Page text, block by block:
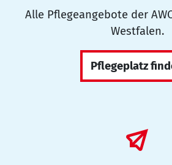
Alle Pflegeangebote der
Westfalen.
Pflegeplatz